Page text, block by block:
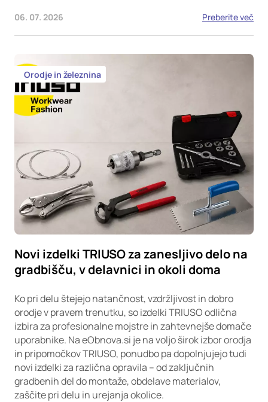
06. 07. 2026 Preberite več
Orodje in železnina
Novi izdelki TRIUSO za zanesljivo delo na
gradbišču, v delavnici in okoli doma
Ko pri delu štejejo natančnost, vzdržljivost in dobro
orodje v pravem trenutku, so izdelki TRIUSO odlična
izbira za profesionalne mojstre in zahtevnejše domače
uporabnike. Na eObnova.si je na voljo širok izbor orodja
in pripomočkov TRIUSO, ponudbo pa dopolnjujejo tudi
novi izdelki za različna opravila – od zaključnih
gradbenih del do montaže, obdelave materialov,
zaščite pri delu in urejanja okolice.